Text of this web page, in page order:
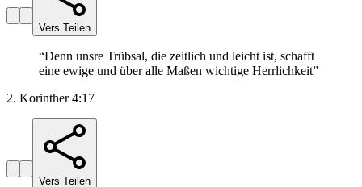
Vers Teilen
“Denn unsre Trübsal, die zeitlich und leicht ist, schafft
eine ewige und über alle Maßen wichtige Herrlichkeit”
2. Korinther 4:17
Vers Teilen